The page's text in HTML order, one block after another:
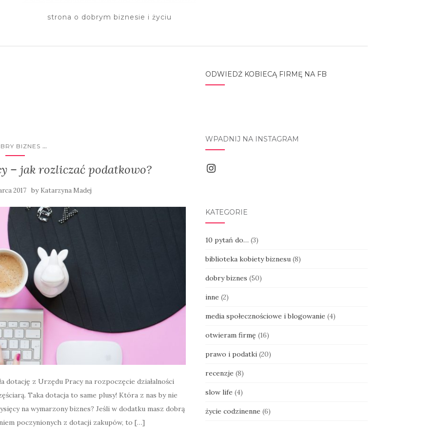
strona o dobrym biznesie i życiu
BIZNES ...
– jak rozliczać podatkowo?
2017 by Katarzyna Madej
dotację z Urzędu Pracy na rozpoczęcie działalności
Taka dotacja to same plusy! Która z nas by nie
na wymarzony biznes? Jeśli w dodatku masz dobrą
poczynionych z dotacji zakupów, to […]
ODWIEDŹ KOBIECĄ FIRMĘ NA FB
WPADNIJ NA INSTAGRAM
Instagram
KATEGORIE
10 pytań do… (3)
biblioteka kobiety biznesu(8)
dobry biznes (50)
inne (2)
media społecznościowe i blogowanie (4)
otwieram firmę (16)
prawo i podatki(20)
recenzje (8)
slow life (4)
życie codzinenne (6)